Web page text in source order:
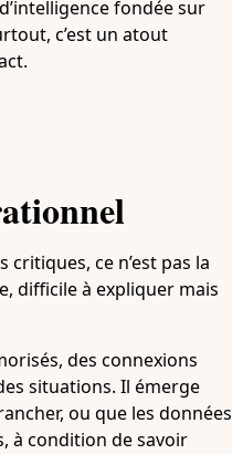
fondée sur
c’est un atout
ce n’est pas la
difficile à expliquer mais
des connexions
situations. Il émerge
ou que les données
à condition de savoir